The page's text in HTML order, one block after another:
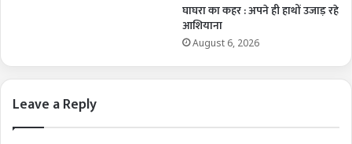
घाघरा का कहर : अपने ही हाथों उजाड़ रहे
आशियाना
August 6, 2026
Leave a Reply